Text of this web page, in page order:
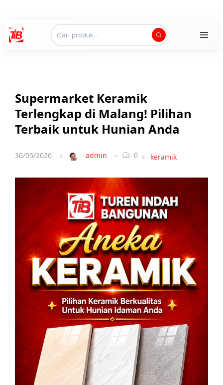
Supermarket Keramik
Terlengkap di Malang! Pilihan
Terbaik untuk Hunian Anda
30/05/2026 admin 0 keramik